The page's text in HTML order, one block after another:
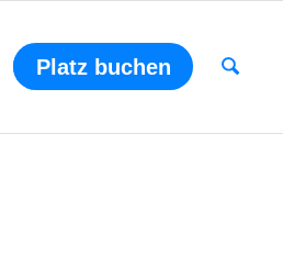
Platz buchen